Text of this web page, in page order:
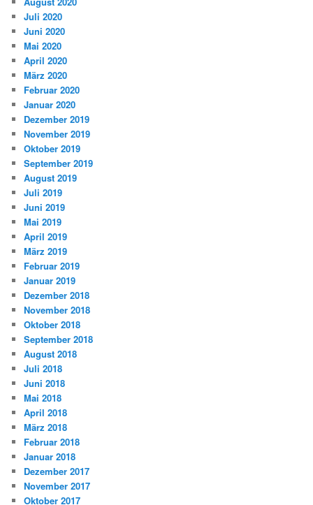
Juli 2020
Juni 2020
Mai 2020
April 2020
März 2020
Februar 2020
Januar 2020
Dezember 2019
November 2019
Oktober 2019
September 2019
August 2019
Juli 2019
Juni 2019
Mai 2019
April 2019
März 2019
Februar 2019
Januar 2019
Dezember 2018
November 2018
Oktober 2018
September 2018
August 2018
Juli 2018
Juni 2018
Mai 2018
April 2018
März 2018
Februar 2018
Januar 2018
Dezember 2017
November 2017
Oktober 2017